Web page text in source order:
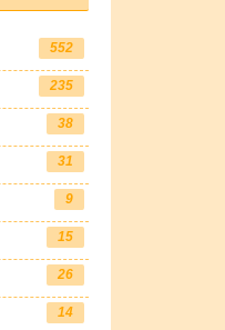
552
235
38
31
9
15
26
14